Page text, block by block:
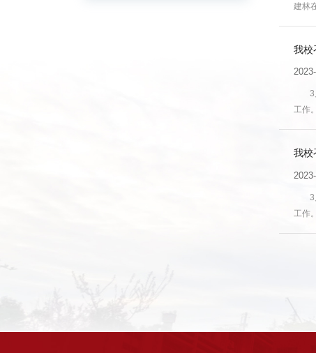
建林
我校
3
工作
我校
3
工作
院(